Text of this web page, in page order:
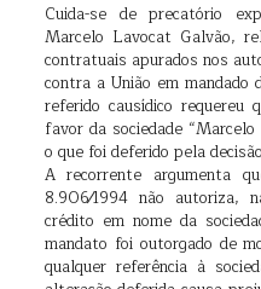
Cuida-se de precatório
Marcelo Lavocat Galvão,
contratuais apurados nos
contra a União em
referido causídico
favor da sociedade
o que foi deferido pela
A recorrente argumenta
8.906⁄1994 não autoriza,
crédito em nome da
mandato foi outorgado de
qualquer referência à